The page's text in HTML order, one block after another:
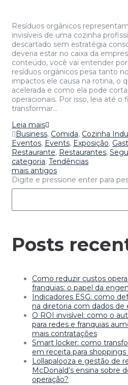
Resíduos orgânicos
invisíveis de uma cozinha
descartado sem estratégia
deveria estar no caixa da
conteúdo, você vai entender
resíduos orgânicos pesa tanto
impactos ele causa na rotina, o
acelerada e como ela pode
operacionais. Por isso, leia até o
transformar…
Leia mais
Business, Comida, Cozinha
Eventos, Events, Exposição,
Restaurante, Restaurantes,
categoria, Tendências
mais antigos
Digite e pressione enter para
Posts
Como reduzir custos
franquias: o papel da
Indicadores ESG: como
na diretoria com dados de
O ROI invisível: como o
para redes e franquias
mais contratações
Smart locker: como
em receita para
Lollapalooza e gestão de
McDonald’s ensina sobre
operação?